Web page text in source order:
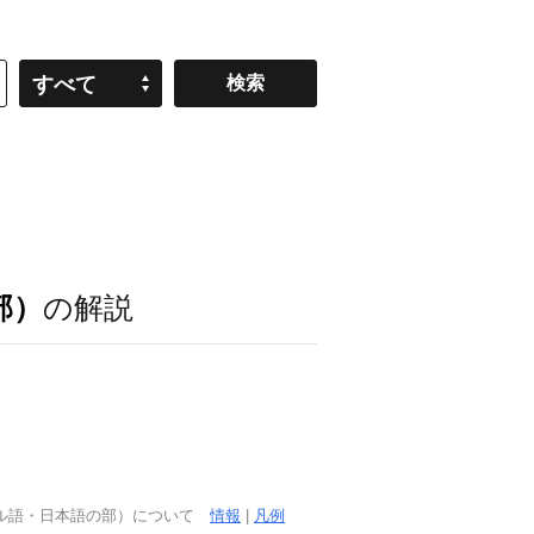
すべて
の解説
語・日本語の部）について情報 凡例